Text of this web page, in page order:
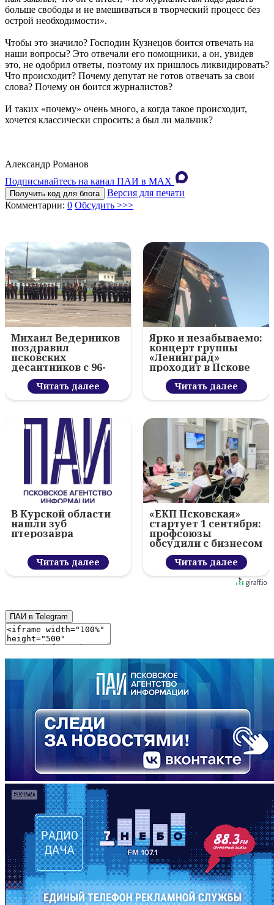
больше свободы и не вмешиваться в творческий процесс без
острой необходимости».
Чтобы это значило? Господин Кузнецов боится отвечать на
наши вопросы? Это отвечали его помощники, а он, увидев
это, не одобрил ответы, поэтому их пришлось ликвидировать?
Что происходит? Почему депутат не готов отвечать за свои
слова? Почему он боится журналистов?
И таких «почему» очень много, а когда такое происходит,
хочется классически спросить: а был ли мальчик?
Александр Романов
Подписывайтесь на канал ПАИ в MAХ
Получить код для блога
Версия для печати
Комментарии: 0 Обсудить >>>
Михаил Ведерников
поздравил
псковских
десантников с 96-
летием ВДВ и
вручил награды
Читать далее
Ярко и незабываемо:
концерт группы
«Ленинград»
проходит в Пскове
Читать далее
В Курской области
нашли зуб
птерозавра
Читать далее
«ЕКП Псковская»
стартует 1 сентября:
профсоюзы
обсудили с бизнесом
новый цифровой
проектЧитать далее
ПАИ в Telegram